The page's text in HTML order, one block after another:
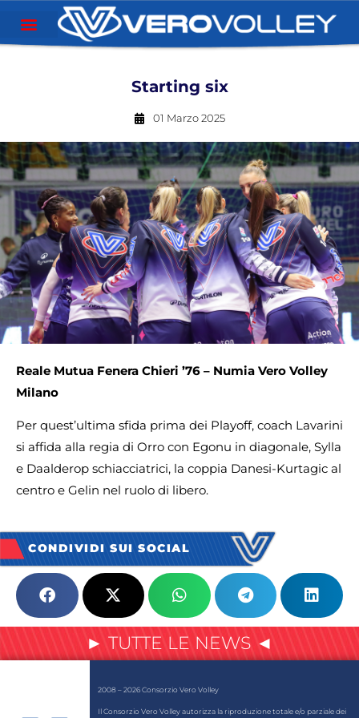
Starting six
01 Marzo 2025
Reale Mutua Fenera Chieri ’76 – Numia Vero Volley
Milano
Per quest’ultima sfida prima dei Playoff, coach Lavarini
si affida alla regia di Orro con Egonu in diagonale, Sylla
e Daalderop schiacciatrici, la coppia Danesi-Kurtagic al
centro e Gelin nel ruolo di libero.
CONDIVIDI SUI SOCIAL
► TUTTE LE NEWS ◄
2008 – 2026 Consorzio Vero Volley
Il Consorzio Vero Volley autorizza la riproduzione totale e/o parziale dei